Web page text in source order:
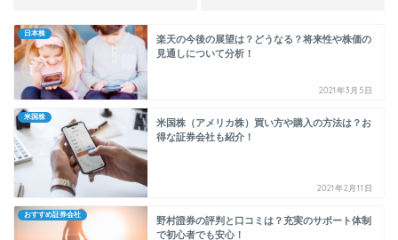
日本株
楽天の今後の展望は？どうなる？将来性や株価の
見通しについて分析！
2021年3月5日
米国株
米国株（アメリカ株）買い方や購入の方法は？お
得な証券会社も紹介！
2021年2月11日
おすすめ証券会社
野村證券の評判と口コミは？充実のサポート体制
で初心者でも安心！